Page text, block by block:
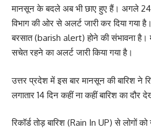
मानसून के बदले अब भी छाए हुए हैं। अगले
विभाग की ओर से अलर्ट जारी कर दिया गया
बरसात (barish alert) होने की संभावना है।
सचेत रहने का अलर्ट जारी किया गया है।
उत्तर प्रदेश में इस बार मानसून की बारिश ने
लगातार 14 दिन कहीं ना कहीं बारिश का दौर
रिकॉर्ड तोड़ बारिश (Rain In UP) से लोगों